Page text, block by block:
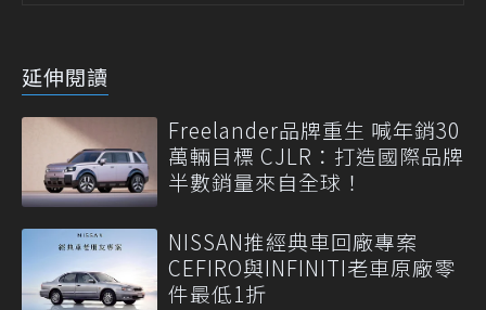
延伸閱讀
Freelander品牌重生 喊年銷30
萬輛目標 CJLR：打造國際品牌
半數銷量來自全球！
NISSAN推經典車回廠專案
CEFIRO與INFINITI老車原廠零
件最低1折